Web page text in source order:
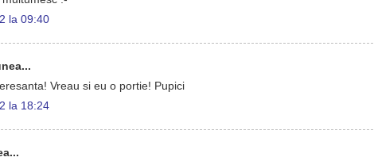
la 09:40
Vreau si eu o portie! Pupici
la 18:24